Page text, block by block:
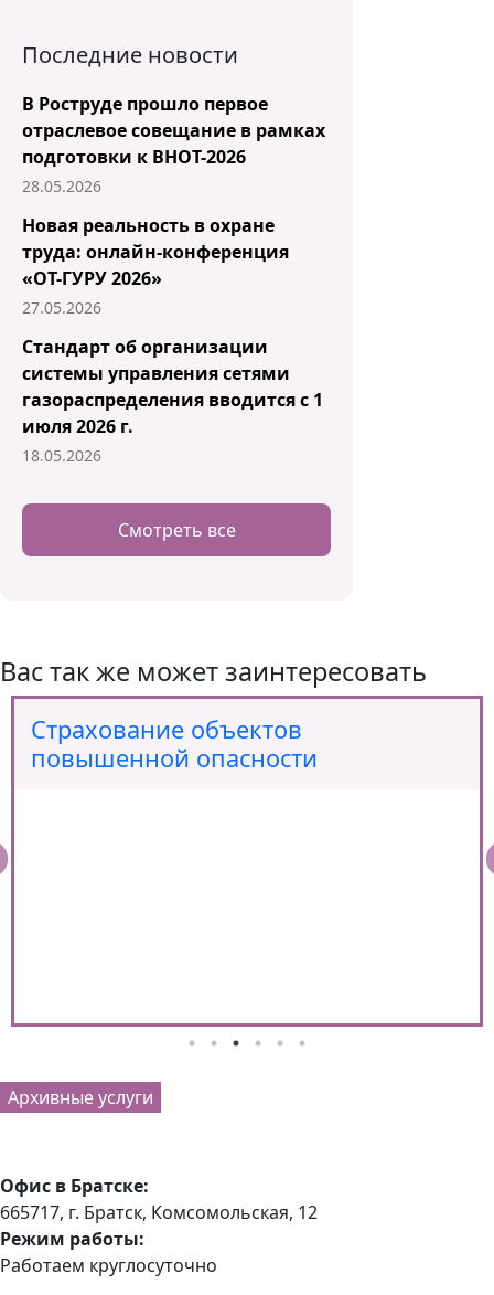
Последние новости
В Роструде прошло первое
отраслевое совещание в рамках
подготовки к ВНОТ-2026
28.05.2026
Новая реальность в охране
труда: онлайн-конференция
«ОТ-ГУРУ 2026»
27.05.2026
Стандарт об организации
системы управления сетями
газораспределения вводится с 1
июля 2026 г.
18.05.2026
Смотреть все
Вас так же может заинтересовать
Страхование объектов
повышенной опасности
Архивные услуги
Офис в Братске:
665717, г. Братск, Комсомольская, 12
Режим работы:
Работаем круглосуточно